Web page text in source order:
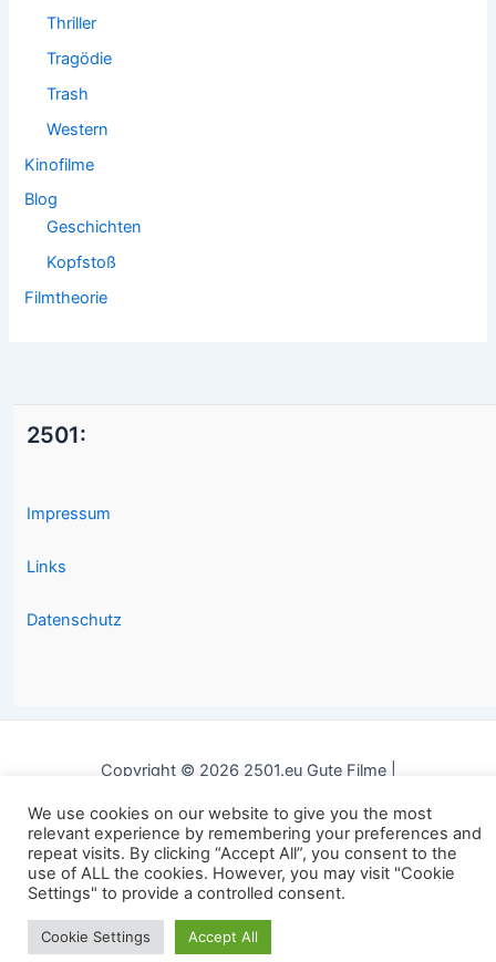
Thriller
Tragödie
Trash
Western
Kinofilme
Blog
Geschichten
Kopfstoß
Filmtheorie
2501:
Impressum
Links
Datenschutz
Copyright © 2026 2501.eu Gute Filme |
We use cookies on our website to give you the most
relevant experience by remembering your preferences and
repeat visits. By clicking “Accept All”, you consent to the
use of ALL the cookies. However, you may visit "Cookie
Settings" to provide a controlled consent.
Cookie Settings Accept All